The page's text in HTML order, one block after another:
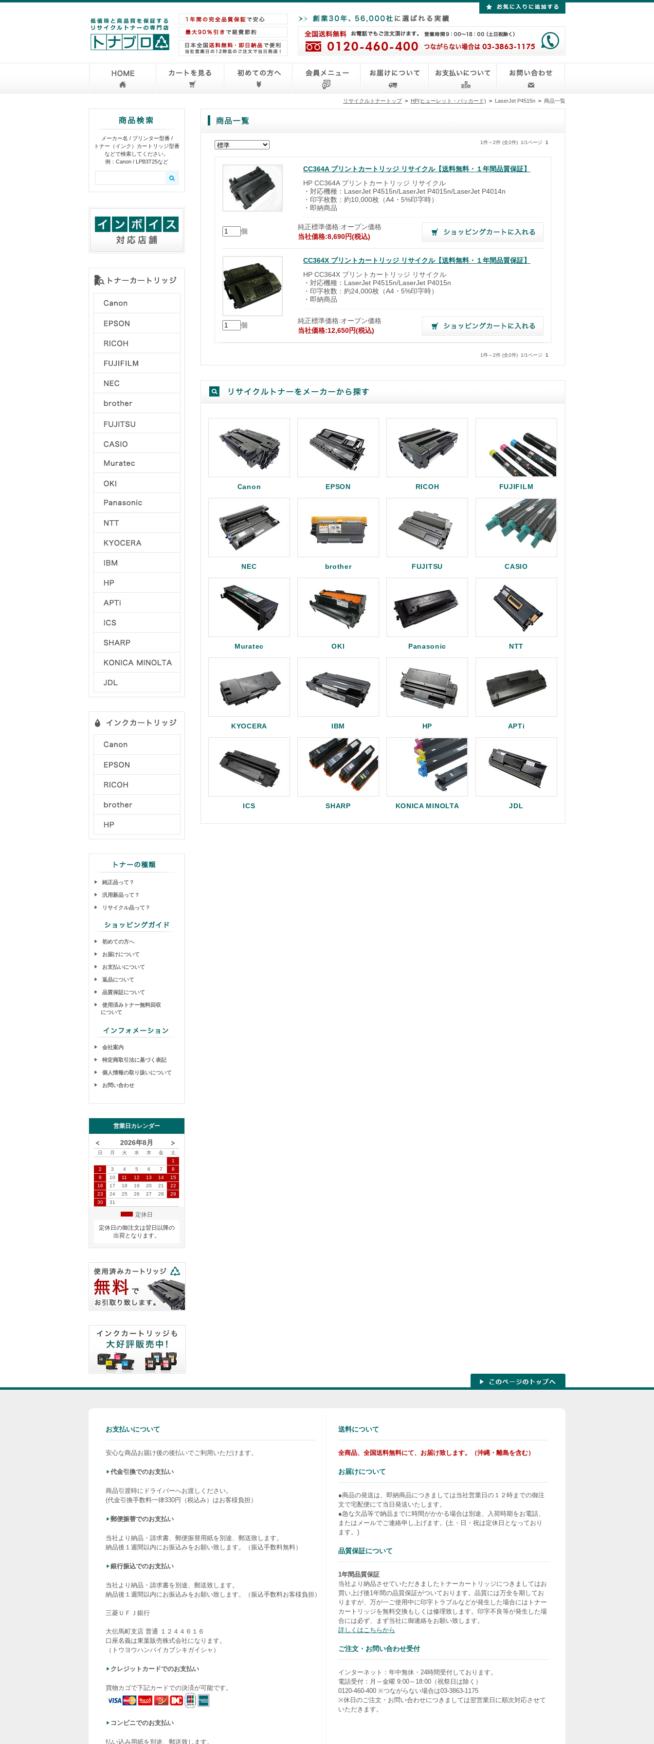
リサイクルトナートップ > HP(ヒューレット・パッカード) > LaserJet P4515n > 商品一覧
メーカー名 / プリンター型番 /
トナー（インク）カートリッジ型番
などで検索してください。
例：Canon / LPB3T25など
純正品って？
汎用新品って？
リサイクル品って？
初めての方へ
お届けについて
お支払いについて
返品について
品質保証について
使用済みトナー無料回収
について
会社案内
特定商取引法に基づく表記
個人情報の取り扱いについて
お問い合わせ
営業日カレンダー
2026年8月
日 月 火 水 木 金
土
1
2
3 4 5 6 7
8
9
10 11 12 13 14
15
16
17 18 19 20 21
22
23
24 25 26 27 28
29
30
31
定休日
定休日の御注文は翌日以降の
出荷となります。
1件～2件 (全2件) 1/1ページ 1
CC364A プリントカートリッジ リサイクル【送料無料・１年間品質保証】
HP CC364A プリントカートリッジ リサイクル
・対応機種：LaserJet P4515n/LaserJet P4015n/LaserJet P4014n
・印字枚数：約10,000枚（A4・5%印字時）
・即納商品
個
純正標準価格:オープン価格
当社価格:8,690円(税込)
CC364X プリントカートリッジ リサイクル【送料無料・１年間品質保証】
HP CC364X プリントカートリッジ リサイクル
・対応機種：LaserJet P4515n/LaserJet P4015n
・印字枚数：約24,000枚（A4・5%印字時）
・即納商品
個
純正標準価格:オープン価格
当社価格:12,650円(税込)
1件～2件 (全2件) 1/1ページ 1
Canon EPSON RICOH FUJIFILM
NEC brother FUJITSU CASIO
Muratec OKI Panasonic NTT
KYOCERA IBM HP APTi
ICS SHARP KONICA MINOLTA JDL
お支払いについて
安心な商品お届け後の後払いでご利用いただけます。
代金引換でのお支払い
商品引渡時にドライバーへお渡しください。
(代金引換手数料一律330円（税込み）はお客様負担）
郵便振替でのお支払い
当社より納品・請求書、郵便振替用紙を別途、郵送致します。
納品後１週間以内にお振込みをお願い致します。（振込手数料無料）
銀行振込でのお支払い
当社より納品・請求書を別途、郵送致します。
納品後１週間以内にお振込みをお願い致します。（振込手数料お客様負担）
三菱ＵＦＪ銀行
大伝馬町支店 普通 １２４４６１６
口座名義は東葉販売株式会社になります。
（トウヨウハンバイカブシキガイシャ）
クレジットカードでのお支払い
買物カゴで下記カードでの決済が可能です。
コンビニでのお支払い
払い込み用紙を別途、郵送致します。
送料について
全商品、全国送料無料にて、お届け致します。（沖縄・離島を含む）
お届けについて
●商品の発送は、即納商品につきましては当社営業日の１２時までの御注
文で宅配便にて当日発送いたします。
●急な欠品等で納品までに時間がかかる場合は別途、入荷時期をお電話、
またはメールでご連絡申し上げます。(土・日・祝は定休日となっており
ます。)
品質保証について
1年間品質保証
当社より納品させていただきましたトナーカートリッジにつきましてはお
買い上げ後1年間の品質保証がついております。品質には万全を期してお
りますが、万が一ご使用中に印字トラブルなどが発生した場合にはトナー
カートリッジを無料交換もしくは修理致します。印字不良等が発生した場
合には必ず、まず当社に御連絡をお願い致します。
詳しくはこちらから
ご注文・お問い合わせ受付
インターネット：年中無休・24時間受付しております。
電話受付：月～金曜 9:00～18:00（祝祭日は除く）
0120-460-400 ※つながらない場合は03-3863-1175
※休日のご注文・お問い合わせにつきましては翌営業日に順次対応させて
いただきます。